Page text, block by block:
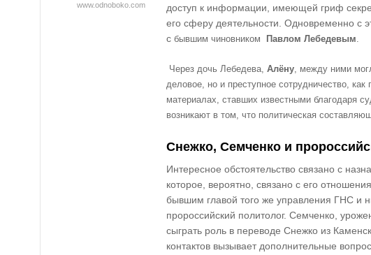
www.odnoboko.com
доступ к информации, имеющей гриф
его сферу деятельности. Одновременно с
с бывшим чиновником Павлом Лебедевым.
Через дочь Лебедева, Алёну, между ними
деловое, но и преступное сотрудничество, как
материалах, ставших известными благодаря
возникают в том, что политическая
Снежко, Семченко и
Интересное обстоятельство связано с
которое, вероятно, связано с его
бывшим главой того же управления ГНС и
пророссийский политолог. Семченко,
сыграть роль в переводе Снежко из
контактов вызывает дополнительные